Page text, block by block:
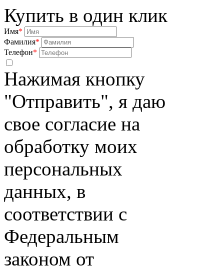
Купить в один клик
Имя*
Фамилия*
Телефон*
Нажимая кнопку
"Отправить", я даю
свое согласие на
обработку моих
персональных
данных, в
соответствии с
Федеральным
законом от